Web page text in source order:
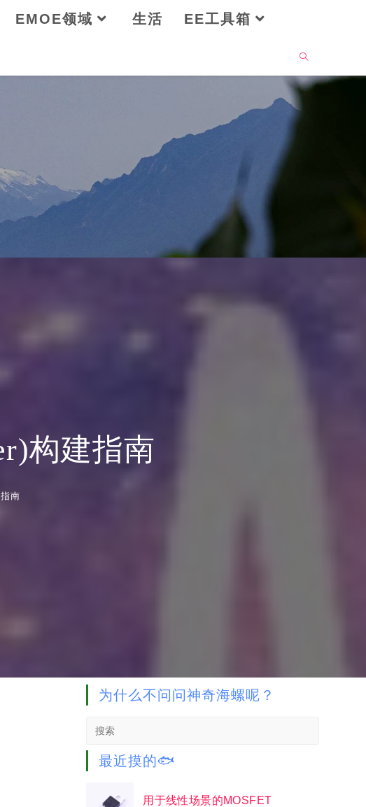
EMOE领域 生活 EE工具箱
构建指南
南
为什么不问问神奇海螺呢？
Search
website
最近摸的🐟
用于线性场景的MOSFET